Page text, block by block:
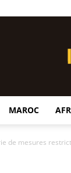
MAROC
de mesures